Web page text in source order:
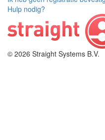
Hulp nodig?
© 2026 Straight Systems B.V.